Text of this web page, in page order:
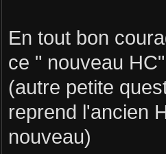
En tout bon
ce " nouveau HC"
(autre petite
reprend l'ancien
nouveau)